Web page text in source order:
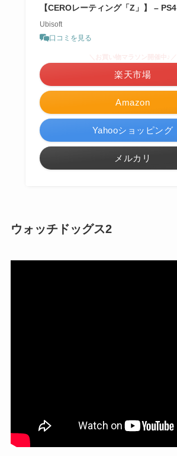
【CEROレーティング「Z」】 – PS4
Ubisoft
口コミを見る
Amazon
楽天市場
Yahooショッピング
メルカリ
ウォッチドッグス2